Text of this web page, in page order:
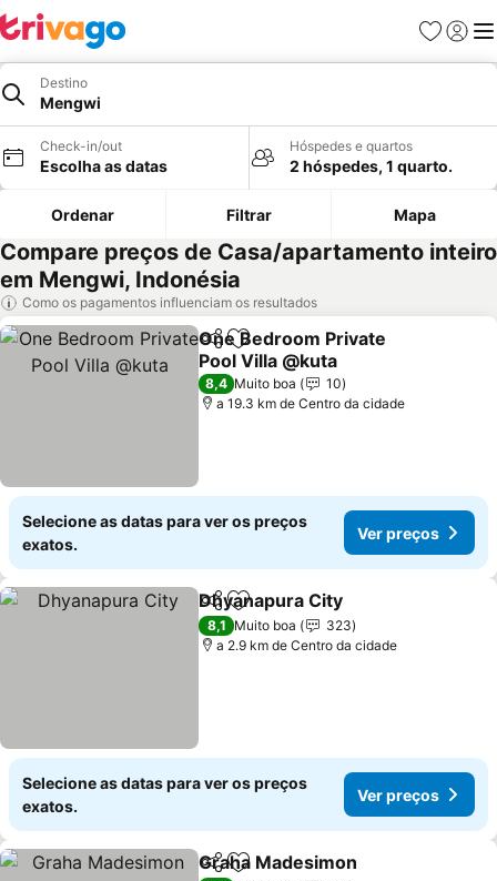
Favoritos
Iniciar
Destino
Mengwi
Check-in/out
Escolha as datas
Hóspedes e quartos
2 hóspedes, 1 quarto.
Ordenar Filtrar Mapa
Compare preços de Casa/apartamento inteiro
em Mengwi, Indonésia
Como os pagamentos influenciam os resultados
PartilharAdicionar aos favoritos
One Bedroom Private
Pool Villa @kuta
8,4 Muito boa
10
a 19.3 km de Centro da cidade
Selecione as datas para ver os preços
exatos.
Ver preços
PartilharAdicionar aos favoritos
Dhyanapura City
8,1 Muito boa
323
a 2.9 km de Centro da cidade
Selecione as datas para ver os preços
exatos.
Ver preços
PartilharAdicionar aos favoritos
Graha Madesimon